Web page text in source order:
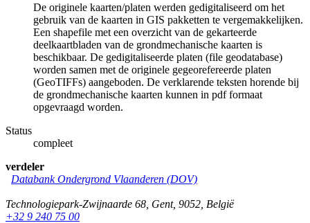
De originele kaarten/platen werden gedigitaliseerd om het
gebruik van de kaarten in GIS pakketten te vergemakkelijken.
Een shapefile met een overzicht van de gekarteerde
deelkaartbladen van de grondmechanische kaarten is
beschikbaar. De gedigitaliseerde platen (file geodatabase)
worden samen met de originele gegeorefereerde platen
(GeoTIFFs) aangeboden. De verklarende teksten horende bij
de grondmechanische kaarten kunnen in pdf formaat
opgevraagd worden.
Status
compleet
verdeler
Databank Ondergrond Vlaanderen (DOV)
Technologiepark-Zwijnaarde 68 Gent, 9052 België
+32 9 240 75 00